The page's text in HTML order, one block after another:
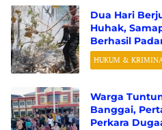
Dua Hari
Huhak,
Berhasil
HUKUM &
Warga
Banggai,
Perkara